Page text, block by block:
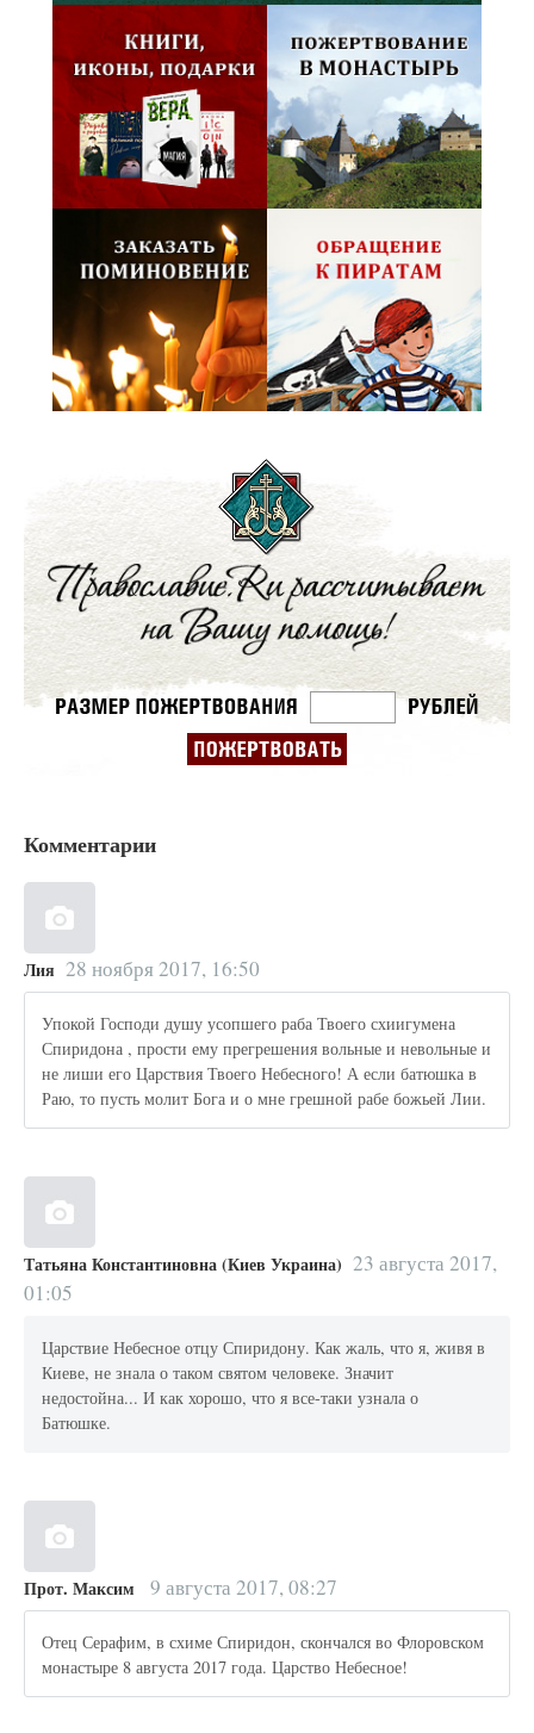
Комментарии
Лия 28 ноября 2017, 16:50
Упокой Господи душу усопшего раба Твоего схиигумена
Спиридона , прости ему прегрешения вольные и невольные и
не лиши его Царствия Твоего Небесного! А если батюшка в
Раю, то пусть молит Бога и о мне грешной рабе божьей Лии.
Татьяна Константиновна (Киев Украина) 23 августа 2017,
01:05
Царствие Небесное отцу Спиридону. Как жаль, что я, живя в
Киеве, не знала о таком святом человеке. Значит
недостойна... И как хорошо, что я все-таки узнала о
Батюшке.
Прот. Максим 9 августа 2017, 08:27
Отец Серафим, в схиме Спиридон, скончался во Флоровском
монастыре 8 августа 2017 года. Царство Небесное!